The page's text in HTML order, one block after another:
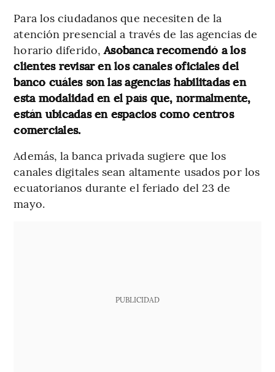
Para los ciudadanos que necesiten de la
atención presencial a través de las agencias de
horario diferido,Asobanca recomendó a los
clientes revisar en los canales oficiales del
banco cuáles son las agencias habilitadas en
esta modalidad en el país que, normalmente,
están ubicadas en espacios como centros
comerciales.
Además, la banca privada sugiere que los
canales digitales sean altamente usados por los
ecuatorianos durante el feriado del 23 de
mayo.
PUBLICIDAD